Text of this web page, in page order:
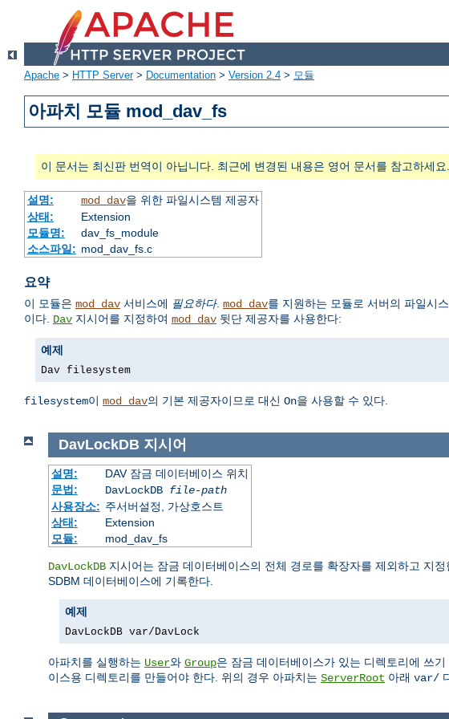
Apache > HTTP Server> Documentation > Version 2.4 > 모듈
아파치 모듈 mod_dav_fs
이 문서는 최신판 번역이 아닙니다. 최근에 변경된 내용은 영어 문서를 참고하세요.
설명: mod_dav을 위한 파일시스템 제공자
상태:
Extension
모듈명:
dav_fs_module
소스파일: mod_dav_fs.c
요약
이 모듈은 mod_dav 서비스에 필요하다. mod_dav를 지원하는 모듈로 서버의 파일시
이다. Dav 지시어를 지정하여 mod_dav 뒷단 제공자를 사용한다:
예제
Dav filesystem
filesystem이 mod_dav의 기본 제공자이므로 대신 On을 사용할 수 있다.
DavLockDB 지시어
설명:
DAV 잠금 데이터베이스 위치
문법:
DavLockDB file-path
사용장소: 주서버설정, 가상호스트
상태:
Extension
모듈:
mod_dav_fs
DavLockDB 지시어는 잠금 데이터베이스의 전체 경로를 확장자를 제외하고 지
SDBM 데이터베이스에 기록한다.
예제
DavLockDB var/DavLock
아파치를 실행하는 User와 Group은 잠금 데이터베이스가 있는 디렉토리에 쓰
이스용 디렉토리를 만들어야 한다. 위의 경우 아파치는 ServerRoot 아래 var/